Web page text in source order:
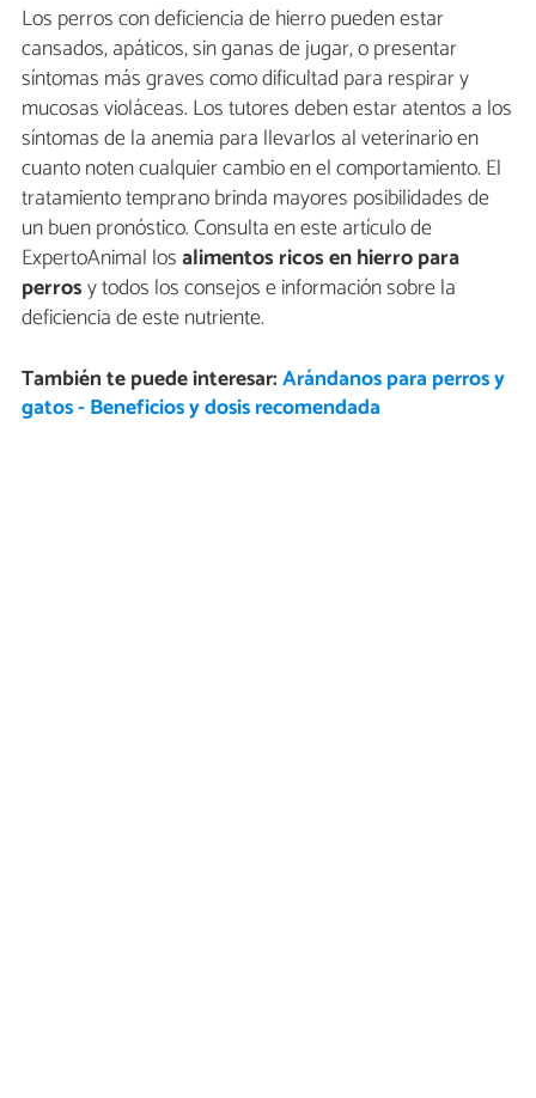
Los perros con deficiencia de hierro pueden estar
cansados, apáticos, sin ganas de jugar, o presentar
síntomas más graves como dificultad para respirar y
mucosas violáceas. Los tutores deben estar atentos a los
síntomas de la anemia para llevarlos al veterinario en
cuanto noten cualquier cambio en el comportamiento. El
tratamiento temprano brinda mayores posibilidades de
un buen pronóstico. Consulta en este artículo de
ExpertoAnimal losalimentos ricos en hierro para
perrosy todos los consejos e información sobre la
deficiencia de este nutriente.
También te puede interesar:Arándanos para perros y
gatos - Beneficios y dosis recomendada